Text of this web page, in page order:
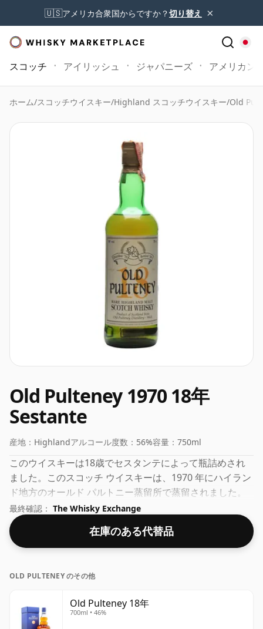
🇺🇸アメリカ合衆国からですか？切り替え ×
スコッチ アイリッシュ ジャパニーズ アメリカン
ホーム/スコッチウイスキー/Highland スコッチウイスキー/Old
Old Pulteney 1970 18年
Sestante
産地： Highlandアルコール度数： 56%容量： 750ml
このウイスキーは18歳でセスタンテによって瓶詰めされ
ました。このスコッチ ウイスキーは、1970 年にハイラン
ド地方のオールド パルトニー蒸留所で蒸留されました。
このウイスキーのアルコール度数は 56% です。
最終確認： The Whisky Exchange
在庫のある代替品
OLD PULTENEY のその他
Old Pulteney 18年
700ml • 46%